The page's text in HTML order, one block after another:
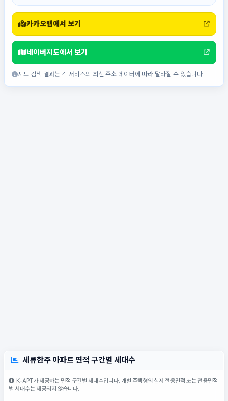
카카오맵에서 보기
네이버지도에서 보기
지도 검색 결과는 각 서비스의 최신 주소 데이터에 따라 달라질 수 있습니다.
세류한주 아파트 면적 구간별 세대수
K-APT가 제공하는 면적 구간별 세대수입니다. 개별 주택형의 실제 전용면적 또는 전용면적
별 세대수는 제공되지 않습니다.